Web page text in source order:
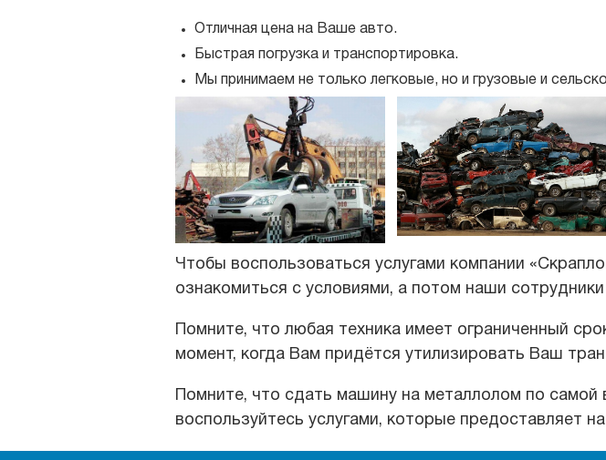
Отличная цена на Ваше авто.
Быстрая погрузка и транспортировка.
Мы принимаем не только легковые, но и грузовые и
Чтобы воспользоваться услугами компании
ознакомиться с условиями, а потом наши
Помните, что любая техника имеет ограниченный
момент, когда Вам придётся утилизировать Ваш
Помните, что сдать машину на металлолом по
воспользуйтесь услугами, которые предоставляет